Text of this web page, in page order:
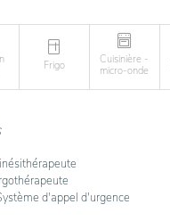
Frigo
Cuisinière -
micro-onde
d'appel d'urgence